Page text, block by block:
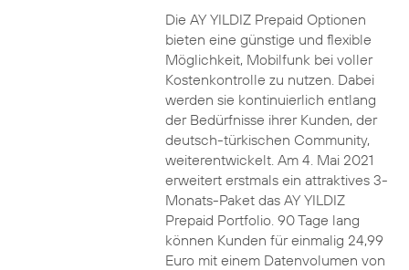
Die AY YILDIZ Prepaid Optionen
bieten eine günstige und flexible
Möglichkeit, Mobilfunk bei voller
Kostenkontrolle zu nutzen. Dabei
werden sie kontinuierlich entlang
der Bedürfnisse ihrer Kunden, der
deutsch-türkischen Community,
weiterentwickelt. Am 4. Mai 2021
erweitert erstmals ein attraktives 3-
Monats-Paket das AY YILDIZ
Prepaid Portfolio. 90 Tage lang
können Kunden für einmalig 24,99
Euro mit einem Datenvolumen von